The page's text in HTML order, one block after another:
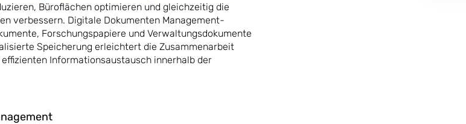
Büroflächen optimieren und gleichzeitig die
verbessern. Digitale Dokumenten Management-
Forschungspapiere und Verwaltungsdokumente
Speicherung erleichtert die Zusammenarbeit
Informationsaustausch innerhalb der